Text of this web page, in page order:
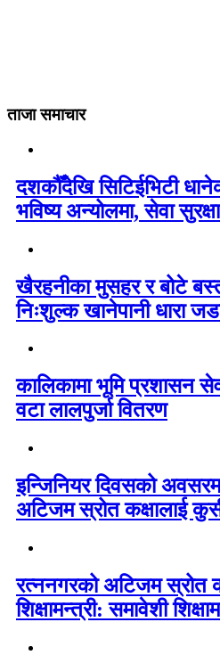
ताजा समाचार
दशकौँदेखि सिटिईभिटी
भविष्य अन्योलमा, सेवा
खैरहनीका मुसहर र बोटे
निःशुल्क खानेपानी धारा
कालिकामा भूमि प्रशासन
वटा लालपुर्जा वितरण
इन्जिनियर दिवसको
अटिजम स्रोत कक्षालाई
रत्ननगरको अटिजम स्रोत
शिक्षामन्त्री: समावेशी